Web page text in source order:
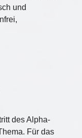
und
des Alpha-
Für das